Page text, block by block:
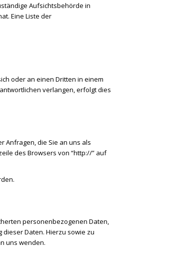
Aufsichtsbehörde in
Eine Liste der
oder an einen Dritten in einem
verlangen, erfolgt dies
Anfragen, die Sie an uns als
des Browsers von “http://” auf
personenbezogenen Daten,
Daten. Hierzu sowie zu
uns wenden.